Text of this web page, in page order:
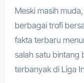
Meski masih
berbagai trofi
fakta terbaru
salah satu bintang
terbanyak di Liga